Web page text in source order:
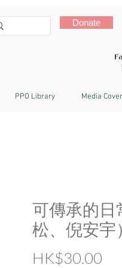
Donate
PPO Library Media
可傳承的日
松、倪安宇）
HK$30.00